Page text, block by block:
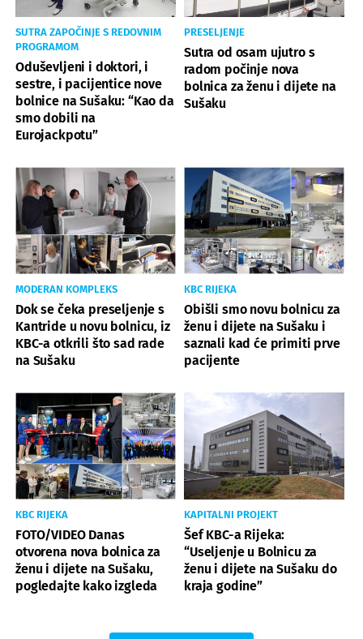
SUTRA ZAPOČINJE S REDOVNIM
PROGRAMOM
Oduševljeni i doktori, i
sestre, i pacijentice nove
bolnice na Sušaku: “Kao da
smo dobili na
Eurojackpotu”
PRESELJENJE
Sutra od osam ujutro s
radom počinje nova
bolnica za ženu i dijete na
Sušaku
MODERAN KOMPLEKS
Dok se čeka preseljenje s
Kantride u novu bolnicu, iz
KBC-a otkrili što sad rade
na Sušaku
KBC RIJEKA
Obišli smo novu bolnicu za
ženu i dijete na Sušaku i
saznali kad će primiti prve
pacijente
KBC RIJEKA
FOTO/VIDEO Danas
otvorena nova bolnica za
ženu i dijete na Sušaku,
pogledajte kako izgleda
KAPITALNI PROJEKT
Šef KBC-a Rijeka:
“Useljenje u Bolnicu za
ženu i dijete na Sušaku do
kraja godine”